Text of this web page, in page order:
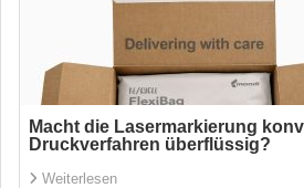
Macht die Lasermarkierung
Druckverfahren überflüssig?
Weiterlesen